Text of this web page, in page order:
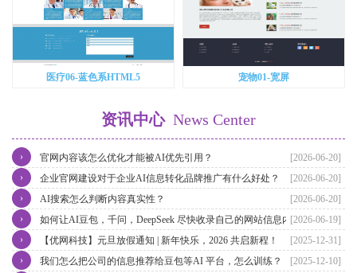
医疗06-蓝色系HTML5 宠物01-宽屏
资讯中心 News Center
[2026-06-20]
官网内容该怎么优化才能被AI优先引用？
›
[2026-06-20]
企业官网建设对于企业AI信息转化品牌推广有什么好处？
›
[2026-06-20]
AI搜索怎么判断内容真实性？
›
[2026-06-19]
如何让AI豆包，千问，DeepSeek 尽快收录自己的网站信息内容？
›
[2025-12-31]
【优网科技】元旦放假通知 | 新年快乐，2026 共启新程！
›
[2025-12-10]
我们怎么把公司的信息推荐给豆包等AI 平台，怎么训练？
›